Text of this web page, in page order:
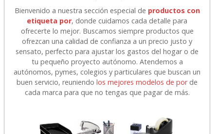
Bienvenido a nuestra sección especial de productos con
etiqueta por, donde cuidamos cada detalle para
ofrecerte lo mejor. Buscamos siempre productos que
ofrezcan una calidad de confianza a un precio justo y
sensato, perfecto para ajustar los gastos del hogar o de
tu pequeño proyecto autónomo. Atendemos a
autónomos, pymes, colegios y particulares que buscan un
buen servicio, reuniendolos mejores modelos de porde
cada marca para que no tengas que pagar de más.